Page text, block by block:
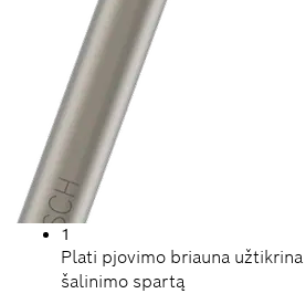
1
Plati pjovimo briauna
šalinimo spartą